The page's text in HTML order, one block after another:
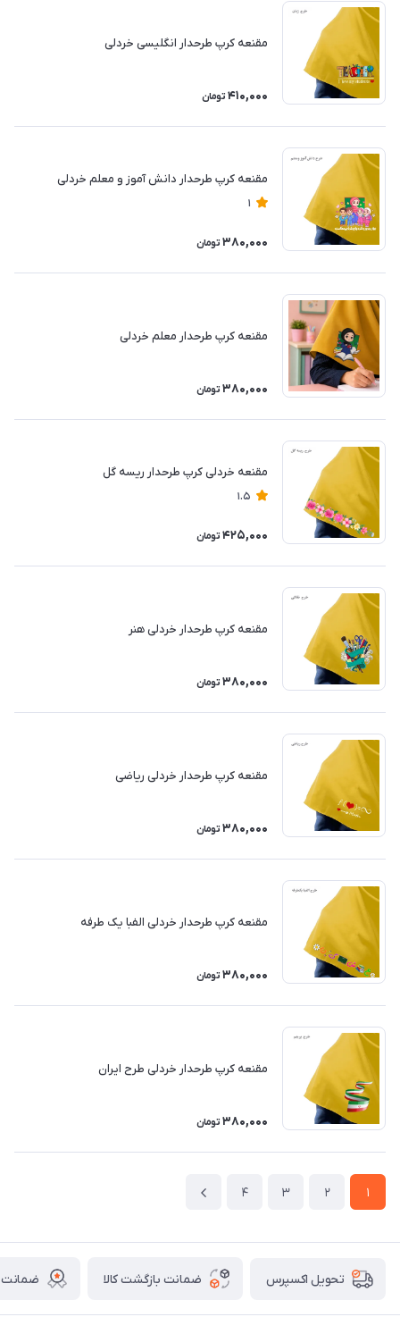
مقنعه کرپ طرحدار انگلیسی خردلی
410,000 تومان
مقنعه کرپ طرحدار دانش آموز و معلم خردلی
1
380,000 تومان
مقنعه کرپ طرحدار معلم خردلی
380,000 تومان
مقنعه خردلی کرپ طرحدار ریسه گل
1.5
425,000 تومان
مقنعه کرپ طرحدار خردلی هنر
380,000 تومان
مقنعه کرپ طرحدار خردلی ریاضی
380,000 تومان
مقنعه کرپ طرحدار خردلی الفبا یک طرفه
380,000 تومان
مقنعه کرپ طرحدار خردلی طرح ایران
380,000 تومان
1
2
3
4
تحویل اکسپرس ضمانت بازگشت کالا ضمانت